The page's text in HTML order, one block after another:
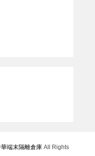
端末隔離倉庫All Rights